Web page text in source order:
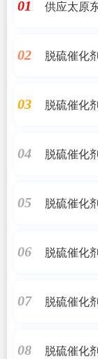
01
供应太原
02
脱硫催化
03
脱硫催化
04
脱硫催化
05
脱硫催化
06
脱硫催化
07
脱硫催化
08
脱硫催化